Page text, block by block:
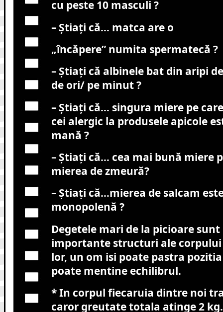
cu peste 10 masculi ?
– Știați că… matca are o
„încăpere” numita spermatecă ?
– Știați că albinele bat din aripi
de ori/ pe minut ?
– Știați că… singura miere pe
cei alergic la produsele apicole
mană ?
– Știați că… cea mai bună miere
mierea de zmeură?
– Știați că…mierea de salcam
monopolenă ?
Degetele mari de la picioare
importante structuri ale
lor, un om isi poate pastra
poate mentine echilibrul.
* In corpul fiecaruia dintre noi
caror greutate totala atinge 2